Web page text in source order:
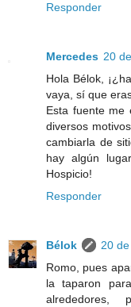
Responder
Mercedes 20
Hola Bélok,
vaya, sí que
Esta fuente me
diversos
cambiarla de
hay algún
Hospicio!
Responder
Bélok
20
Romo, pues
la taparon